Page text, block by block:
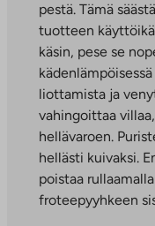
pestä. Tämä
tuotteen
käsin, pese se
liottamista ja
vahingoittaa
hellävaroen.
hellästi kuivaksi.
poistaa
froteepyyhkeen